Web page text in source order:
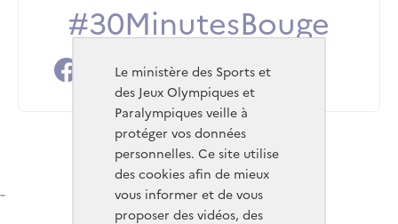
Le ministère des Sports et
des Jeux Olympiques et
Paralympiques veille à
protéger vos données
personnelles. Ce site utilise
des cookies afin de mieux
vous informer et de vous
proposer des vidéos, des
#30MinutesBouge
FacebookInstagram
Linkedin
Youtube
-